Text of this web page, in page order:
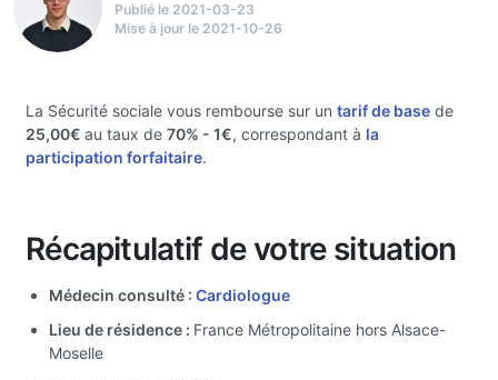
Publié le 2021-03-23
Mise à jour le 2021-10-26
La Sécurité sociale vous rembourse sur un tarif de basede
25,00€ au taux de 70% - 1€, correspondant à la
participation forfaitaire.
Récapitulatif de votre situation
Médecin consulté : Cardiologue
Lieu de résidence : France Métropolitaine hors Alsace-
Moselle